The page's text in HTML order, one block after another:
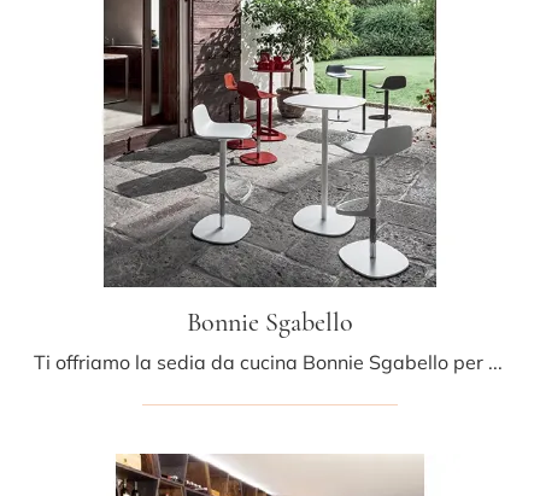
Bonnie Sgabello
Ti offriamo la sedia da cucina Bonnie Sgabello per atmosfere moderne, tra le più originali Sedie sgabelli di Bonaldo.